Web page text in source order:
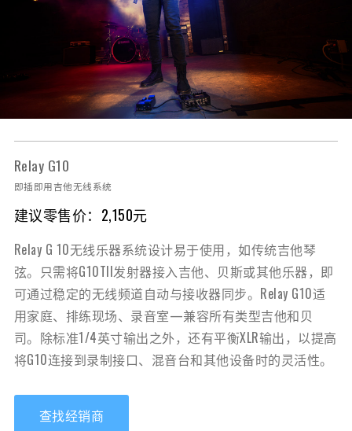
Relay G10
即插即用吉他无线系统
建议零售价：2,150元
Relay G 10无线乐器系统设计易于使用，如传统吉他琴
弦。只需将G10TII发射器接入吉他、贝斯或其他乐器，即
可通过稳定的无线频道自动与接收器同步。Relay G10适
用家庭、排练现场、录音室—兼容所有类型吉他和贝
司。除标准1/4英寸输出之外，还有平衡XLR输出，以提高
将G10连接到录制接口、混音台和其他设备时的灵活性。
查找经销商